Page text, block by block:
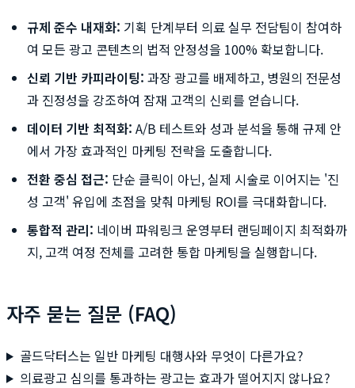
규제 준수 내재화: 기획 단계부터 의료 실무 전담팀이 참여하
여 모든 광고 콘텐츠의 법적 안정성을 100% 확보합니다.
신뢰 기반 카피라이팅: 과장 광고를 배제하고, 병원의 전문성
과 진정성을 강조하여 잠재 고객의 신뢰를 얻습니다.
데이터 기반 최적화: A/B 테스트와 성과 분석을 통해 규제 안
에서 가장 효과적인 마케팅 전략을 도출합니다.
전환 중심 접근: 단순 클릭이 아닌, 실제 시술로 이어지는 '진
성 고객' 유입에 초점을 맞춰 마케팅 ROI를 극대화합니다.
통합적 관리: 네이버 파워링크 운영부터 랜딩페이지 최적화까
지, 고객 여정 전체를 고려한 통합 마케팅을 실행합니다.
자주 묻는 질문 (FAQ)
골드닥터스는 일반 마케팅 대행사와 무엇이 다른가요?
의료광고 심의를 통과하는 광고는 효과가 떨어지지 않나요?